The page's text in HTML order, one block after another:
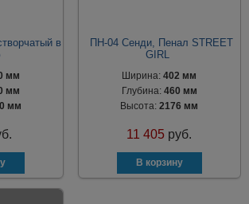
в
мм
мм
мм
ПН-04 Сенди, Пенал STREET
GIRL
Ширина:402 мм
Глубина: 460 мм
Высота:2176 мм
11 405 руб.